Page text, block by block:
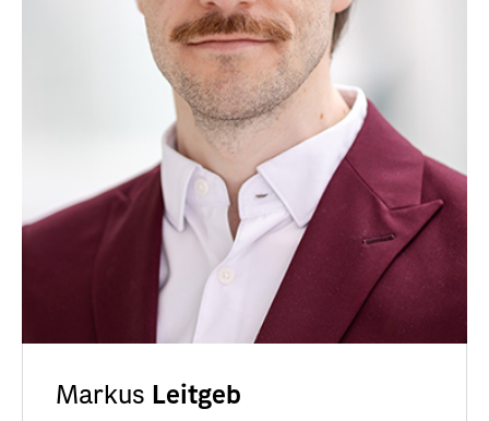
Markus Leitgeb